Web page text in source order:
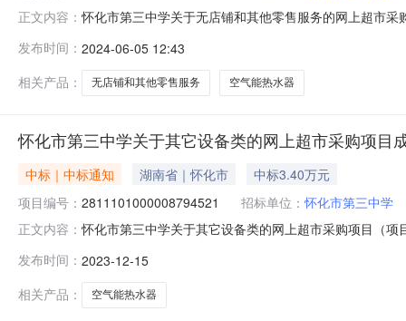
正文内容： 怀化市第三中学关于无店铺和其他零售服务的网上超市
项目所在行政区划名称:怀化市本级报价起止时间:-二、
发布时间： 2024-06-05 12:43
相关产品：
无店铺和其他零售服务 空气能热水器
怀化市第三中学关于其它设备类的网上超市采购项目
中标｜中标通知 湖南省｜怀化市
中标3.40万元
项目编号： 2811101000008794521 招标单位： 怀化市第三中学
正文内容： 怀化市第三中学关于其它设备类的网上超市采购项目（
怀化市本级报价起止时间:-二、采购单位信息采购单位名
发布时间： 2023-12-15
相关产品：
空气能热水器